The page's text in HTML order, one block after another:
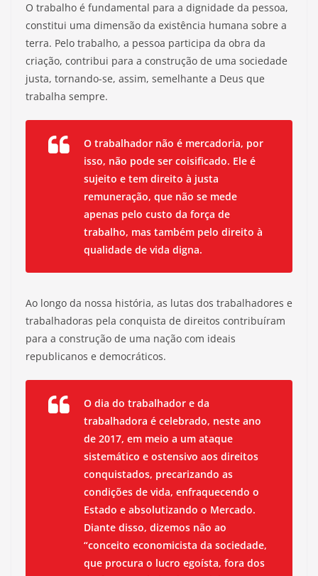
O trabalho é fundamental para a dignidade da pessoa,
constitui uma dimensão da existência humana sobre a
terra. Pelo trabalho, a pessoa participa da obra da
criação, contribui para a construção de uma sociedade
justa, tornando-se, assim, semelhante a Deus que
trabalha sempre.
O trabalhador não é mercadoria, por
isso, não pode ser coisificado. Ele é
sujeito e tem direito à justa
remuneração, que não se mede
apenas pelo custo da força de
trabalho, mas também pelo direito à
qualidade de vida digna.
Ao longo da nossa história, as lutas dos trabalhadores e
trabalhadoras pela conquista de direitos contribuíram
para a construção de uma nação com ideais
republicanos e democráticos.
O dia do trabalhador e da
trabalhadora é celebrado, neste ano
de 2017, em meio a um ataque
sistemático e ostensivo aos direitos
conquistados, precarizando as
condições de vida, enfraquecendo o
Estado e absolutizando o Mercado.
Diante disso, dizemos não ao
“conceito economicista da sociedade,
que procura o lucro egoísta, fora dos